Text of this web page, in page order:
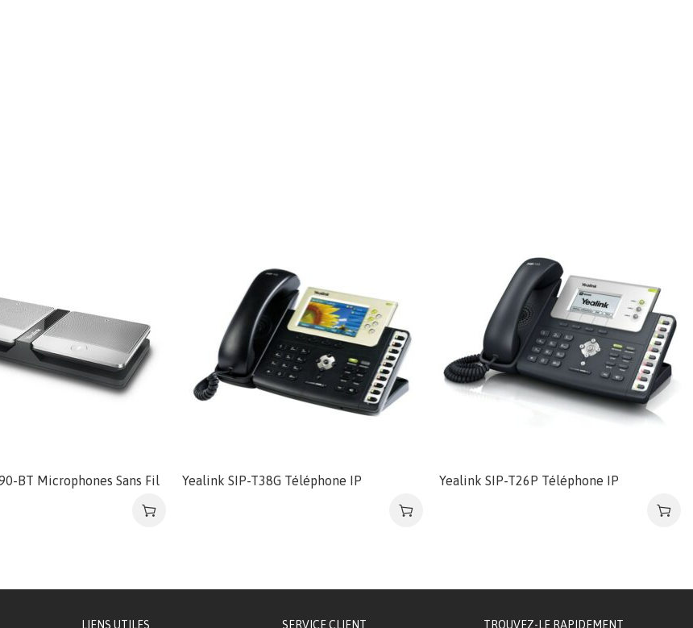
BT Microphones Sans Fil Yealink SIP-T38G Téléphone IP Yealink SIP-T26P Téléphone IP
LIENS UTILES SERVICE CLIENT TROUVEZ-LE RAPIDEMENT